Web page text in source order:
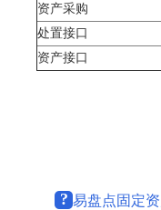
资产采购
处置接口
资产接口
? 易盘点固定